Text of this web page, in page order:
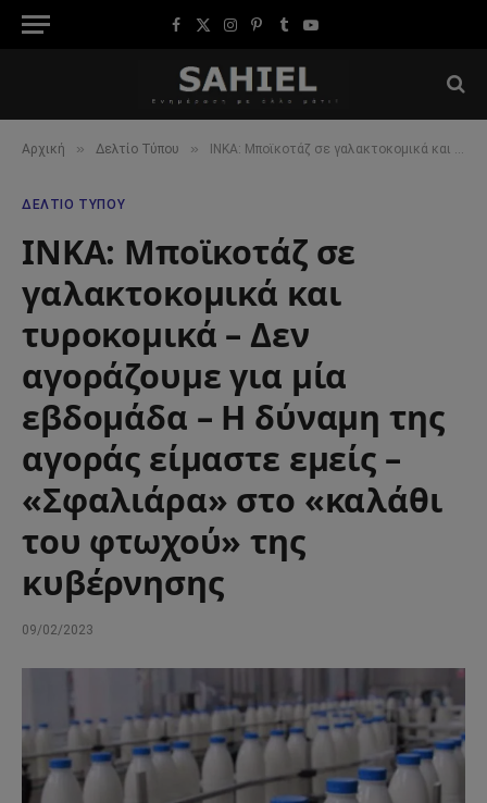
Facebook
X
Instagram
Pinterest
TumblrYouTube
Αρχική » Δελτίο Τύπου » INKA: Μποϊκοτάζ σε γαλακτοκομικά και τυροκομικά – Δεν αγοράζουμε για μία εβδομάδα – Η δύναμη της αγοράς είμαστε εμείς – «Σφαλιάρα» στο «καλάθι του φτωχού» της κυβέρνησης
ΔΕΛΤΊΟ ΤΎΠΟΥ
INKA: Μποϊκοτάζ σε
γαλακτοκομικά και
τυροκομικά – Δεν
αγοράζουμε για μία
εβδομάδα – Η δύναμη της
αγοράς είμαστε εμείς –
«Σφαλιάρα» στο «καλάθι
του φτωχού» της
κυβέρνησης
09/02/2023